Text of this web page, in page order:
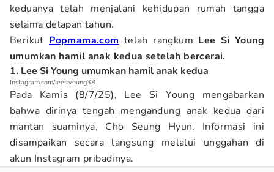
keduanya telah menjalani kehidupan rumah tangga
selama delapan tahun.
Berikut Popmama.com telah rangkum Lee Si Young
umumkan hamil anak kedua setelah bercerai.
1. Lee Si Young umumkan hamil anak kedua
Instagram.com/leesiyoung38
Pada Kamis (8/7/25), Lee Si Young mengabarkan
bahwa dirinya tengah mengandung anak kedua dari
mantan suaminya, Cho Seung Hyun. Informasi ini
disampaikan secara langsung melalui unggahan di
akun Instagram pribadinya.